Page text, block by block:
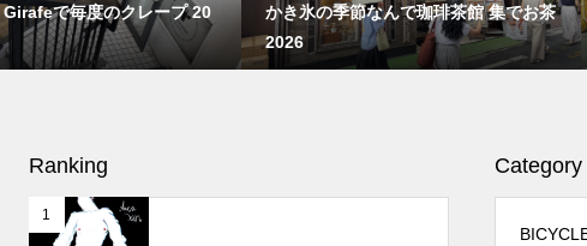
で毎度のクレープ 20
かき氷の季節なんで珈琲茶館 集でお茶
2026
Ranking
1
Category